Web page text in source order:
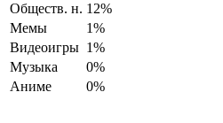
Обществ. н. 12%
Мемы
1%
Видеоигры 1%
Музыка
0%
Аниме
0%